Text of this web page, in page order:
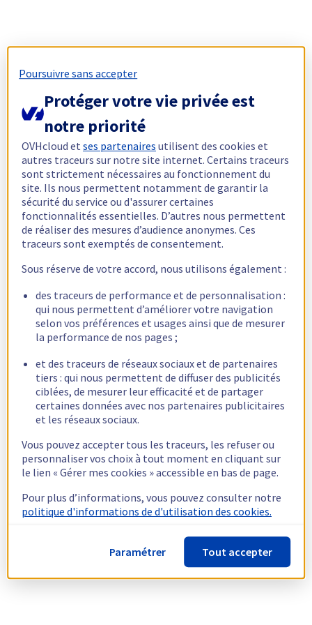
Poursuivre sans accepter
Protéger votre vie privée est
notre priorité
OVHcloud etses partenaires utilisent des cookies et
autres traceurs sur notre site internet. Certains traceurs
sont strictement nécessaires au fonctionnement du
site. Ils nous permettent notamment de garantir la
sécurité du service ou d'assurer certaines
fonctionnalités essentielles. D’autres nous permettent
de réaliser des mesures d’audience anonymes. Ces
traceurs sont exemptés de consentement.
Sous réserve de votre accord, nous utilisons également :
des traceurs de performance et de personnalisation :
qui nous permettent d’améliorer votre navigation
selon vos préférences et usages ainsi que de mesurer
la performance de nos pages ;
et des traceurs de réseaux sociaux et de partenaires
tiers : qui nous permettent de diffuser des publicités
ciblées, de mesurer leur efficacité et de partager
certaines données avec nos partenaires publicitaires
et les réseaux sociaux.
Vous pouvez accepter tous les traceurs, les refuser ou
personnaliser vos choix à tout moment en cliquant sur
le lien « Gérer mes cookies » accessible en bas de page.
Pour plus d’informations, vous pouvez consulter notre
politique d'informations de d'utilisation des cookies.
Paramétrer Tout accepter